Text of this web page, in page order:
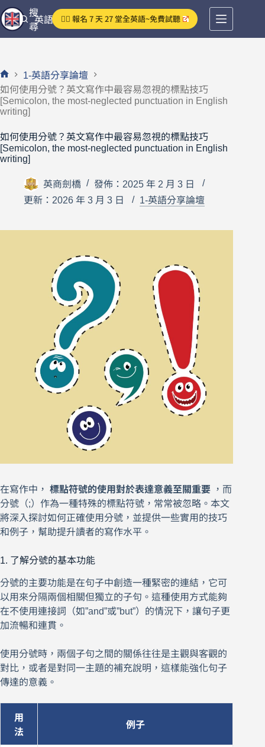
跳
至
主
容
英語分享論壇
搜
尋
👉🏻 報名 7 天 27 堂全英語~免費試聽
首
頁
1-英語分享論壇
如何使用分號？英文寫作中最容易忽視的標點技巧
[Semicolon, the most-neglected punctuation in English
writing]
如何使用分號？英文寫作中最容易忽視的標點技巧
[Semicolon, the most-neglected punctuation in English
writing]
英商劍橋
發佈：2025 年 2 月 3 日
更新：2026 年 3 月 3 日
1-英語分享論壇
在寫作中， 標點符號的使用對於表達意義至關重要 ，而
分號（;）作為一種特殊的標點符號，常常被忽略。本文
將深入探討如何正確使用分號，並提供一些實用的技巧
和例子，幫助提升讀者的寫作水平。
1. 了解分號的基本功能
分號的主要功能是在句子中創造一種緊密的連結，它可
以用來分隔兩個相關但獨立的子句。這種使用方式能夠
在不使用連接詞（如”and”或”but”）的情況下，讓句子更
加流暢和連貫。
使用分號時，兩個子句之間的關係往往是主觀與客觀的
對比，或者是對同一主題的補充說明，這樣能強化句子
傳達的意義。
用
法
例子